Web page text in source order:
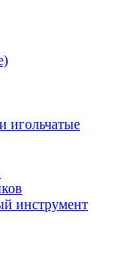
игольчатые
инструмент